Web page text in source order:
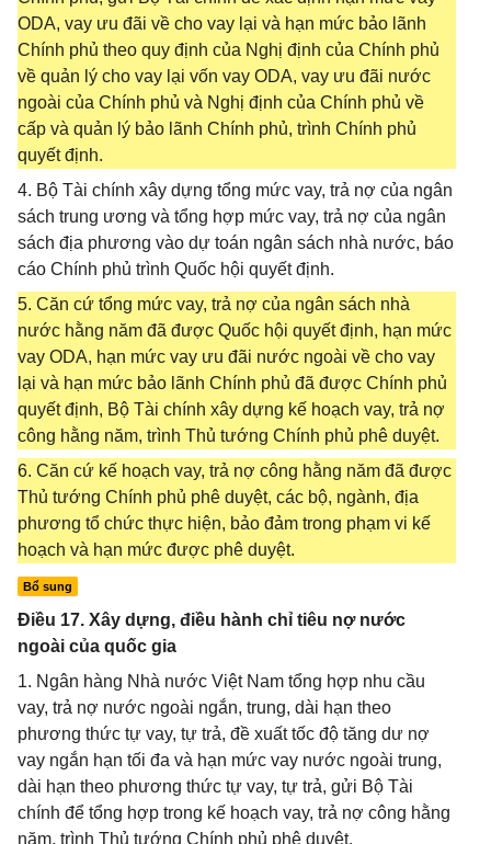
ODA, vay ưu đãi về cho vay lại và hạn mức bảo lãnh
Chính phủ theo quy định của Nghị định của Chính phủ
về quản lý cho vay lại vốn vay ODA, vay ưu đãi nước
ngoài của Chính phủ và Nghị định của Chính phủ về
cấp và quản lý bảo lãnh Chính phủ, trình Chính phủ
quyết định.
4. Bộ Tài chính xây dựng tổng mức vay, trả nợ của ngân
sách trung ương và tổng hợp mức vay, trả nợ của ngân
sách địa phương vào dự toán ngân sách nhà nước, báo
cáo Chính phủ trình Quốc hội quyết định.
5. Căn cứ tổng mức vay, trả nợ của ngân sách nhà
nước hằng năm đã được Quốc hội quyết định, hạn mức
vay ODA, hạn mức vay ưu đãi nước ngoài về cho vay
lại và hạn mức bảo lãnh Chính phủ đã được Chính phủ
quyết định, Bộ Tài chính xây dựng kế hoạch vay, trả nợ
công hằng năm, trình Thủ tướng Chính phủ phê duyệt.
6. Căn cứ kế hoạch vay, trả nợ công hằng năm đã được
Thủ tướng Chính phủ phê duyệt, các bộ, ngành, địa
phương tổ chức thực hiện, bảo đảm trong phạm vi kế
hoạch và hạn mức được phê duyệt.
Bổ sung
Điều 17. Xây dựng, điều hành chỉ tiêu nợ nước
ngoài của quốc gia
1. Ngân hàng Nhà nước Việt Nam tổng hợp nhu cầu
vay, trả nợ nước ngoài ngắn, trung, dài hạn theo
phương thức tự vay, tự trả, đề xuất tốc độ tăng dư nợ
vay ngắn hạn tối đa và hạn mức vay nước ngoài trung,
dài hạn theo phương thức tự vay, tự trả, gửi Bộ Tài
chính để tổng hợp trong kế hoạch vay, trả nợ công hằng
năm, trình Thủ tướng Chính phủ phê duyệt.